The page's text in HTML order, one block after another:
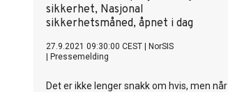
sikkerhet, Nasjonal
sikkerhetsmåned, åpnet i dag
27.9.2021 09:30:00 CEST
NorSIS
Pressemelding
Det er ikke lenger snakk om hvis, men når